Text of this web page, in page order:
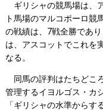
ギリシャの競馬場は、
ト馬場のマルコポーロ競
の戦績は、7戦全勝であ
は、アスコットでこれを
なる。
同馬の評判はたちどこ
管理するイヨルゴス・カ
「ギリシャの水準からす